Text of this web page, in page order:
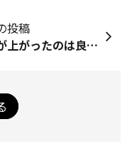
投稿
雨が上がったのは良いけど。🥵